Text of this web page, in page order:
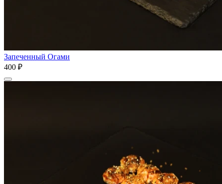
Запеченный Огами
400 ₽